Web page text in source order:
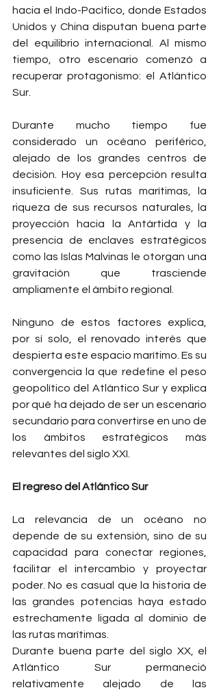
hacia el Indo-Pacífico, donde Estados
Unidos y China disputan buena parte
del equilibrio internacional. Al mismo
tiempo, otro escenario comenzó a
recuperar protagonismo: el Atlántico
Sur.
Durante mucho tiempo fue
considerado un océano periférico,
alejado de los grandes centros de
decisión. Hoy esa percepción resulta
insuficiente. Sus rutas marítimas, la
riqueza de sus recursos naturales, la
proyección hacia la Antártida y la
presencia de enclaves estratégicos
como las Islas Malvinas le otorgan una
gravitación que trasciende
ampliamente el ámbito regional.
Ninguno de estos factores explica,
por sí solo, el renovado interés que
despierta este espacio marítimo. Es su
convergencia la que redefine el peso
geopolítico del Atlántico Sur y explica
por qué ha dejado de ser un escenario
secundario para convertirse en uno de
los ámbitos estratégicos más
relevantes del siglo XXI.
El regreso del Atlántico Sur
La relevancia de un océano no
depende de su extensión, sino de su
capacidad para conectar regiones,
facilitar el intercambio y proyectar
poder. No es casual que la historia de
las grandes potencias haya estado
estrechamente ligada al dominio de
las rutas marítimas.
Durante buena parte del siglo XX, el
Atlántico Sur permaneció
relativamente alejado de las